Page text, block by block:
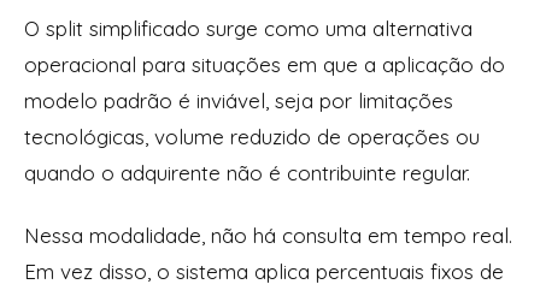
O split simplificado surge como uma alternativa
operacional para situações em que a aplicação do
modelo padrão é inviável, seja por limitações
tecnológicas, volume reduzido de operações ou
quando o adquirente não é contribuinte regular.
Nessa modalidade, não há consulta em tempo real.
Em vez disso, o sistema aplica percentuais fixos de